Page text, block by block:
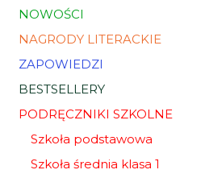
NOWOŚCI
NAGRODY LITERACKIE
ZAPOWIEDZI
BESTSELLERY
PODRĘCZNIKI SZKOLNE
Szkoła podstawowa
Szkoła średnia klasa 1